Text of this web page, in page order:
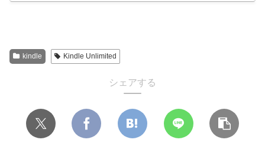
kindle Kindle Unlimited
シェアする